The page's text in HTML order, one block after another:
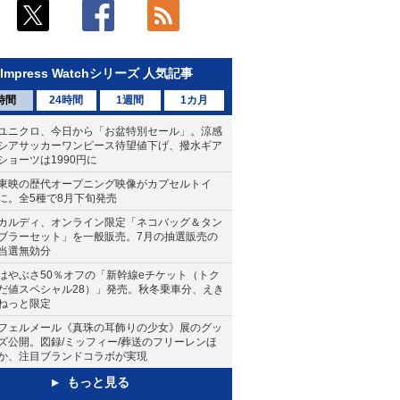
Impress Watchシリーズ 人気記事
間 24時間 1週間 1カ月
ニクロ、今日から「お盆特別セール」。涼感
アサッカーワンピース待望値下げ、撥水ギア
ョーツは1990円に
映の歴代オープニング映像がカプセルトイ
。全5種で8月下旬発売
ルディ、オンライン限定「ネコバッグ＆タン
ラーセット」を一般販売。7月の抽選販売の
選無効分
やぶさ50％オフの「新幹線eチケット（トク
値スペシャル28）」発売。秋冬乗車分、えき
っと限定
ェルメール《真珠の耳飾りの少女》展のグッ
公開。図録/ミッフィー/葬送のフリーレンほ
、注目ブランドコラボが実現
もっと見る